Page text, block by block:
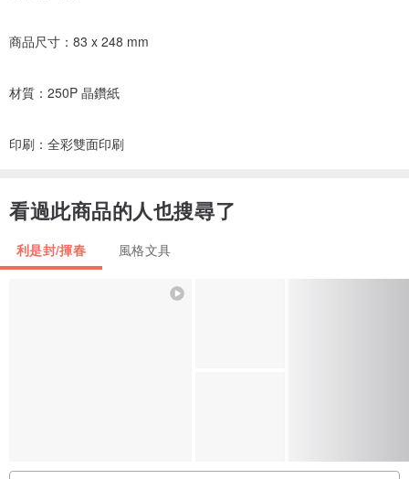
商品尺寸：83 x 248 mm
材質：250P 晶鑽紙
印刷：全彩雙面印刷
看過此商品的人也搜尋了
利是封/揮春 風格文具